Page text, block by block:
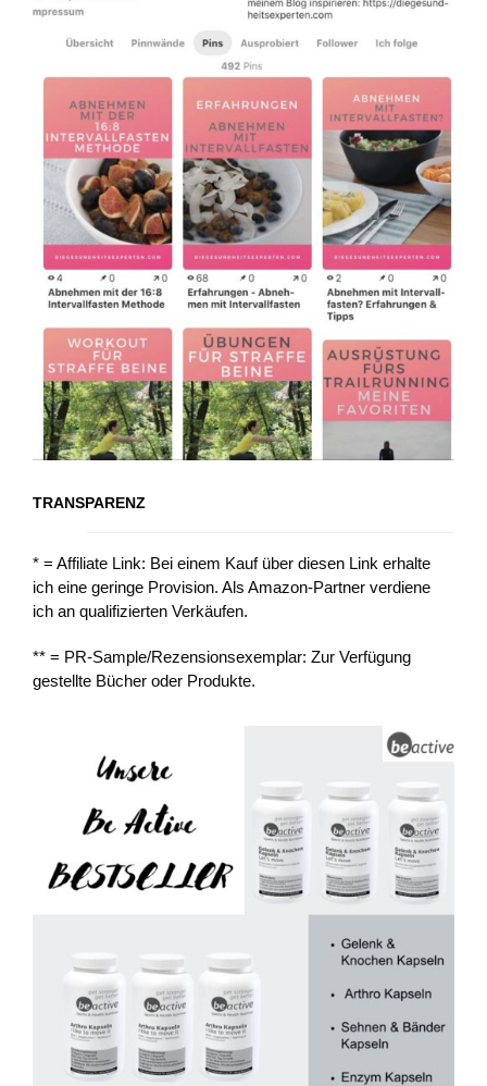
TRANSPARENZ
* = Affiliate Link: Bei einem Kauf über diesen Link erhalte
ich eine geringe Provision. Als Amazon-Partner verdiene
ich an qualifizierten Verkäufen.
** = PR-Sample/Rezensionsexemplar: Zur Verfügung
gestellte Bücher oder Produkte.